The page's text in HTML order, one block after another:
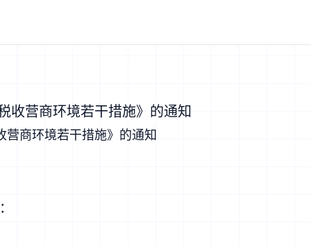
收营商环境若干措施》的通知
营商环境若干措施》的通知